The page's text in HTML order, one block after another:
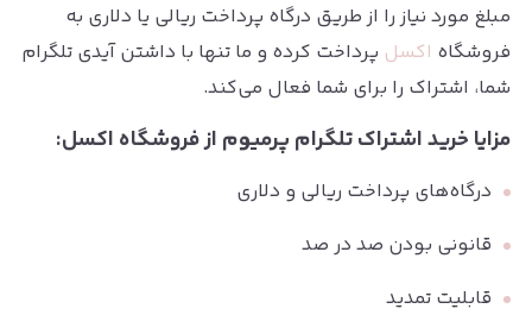
مبلغ مورد نیاز را از طریق درگاه پرداخت ریالی یا دلاری به
فروشگاه اکسل پرداخت کرده و ما تنها با داشتن آیدی تلگرام
شما، اشتراک را برای شما فعال می‌کند.
مزایا خرید اشتراک تلگرام پرمیوم از فروشگاه اکسل:
درگاه‌های پرداخت ریالی و دلاری
قانونی بودن صد در صد
قابلیت تمدید